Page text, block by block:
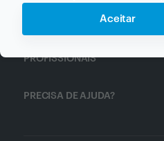
Aceitar
PROFISSIONAIS
PRECISA DE AJUDA?